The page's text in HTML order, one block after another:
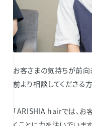
お客さまの気持ちが前向
前より相談してくださる
「ARISHIA hairでは、お